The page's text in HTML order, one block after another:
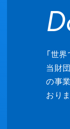
「世
当財
の事
おり